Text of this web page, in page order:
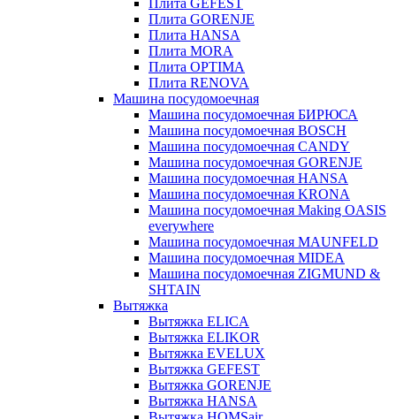
Плита GEFEST
Плита GORENJE
Плита HANSA
Плита MORA
Плита OPTIMA
Плита RENOVA
Машина посудомоечная
Машина посудомоечная БИРЮСА
Машина посудомоечная BOSCH
Машина посудомоечная CANDY
Машина посудомоечная GORENJE
Машина посудомоечная HANSA
Машина посудомоечная KRONA
Машина посудомоечная Making OASIS
everywhere
Машина посудомоечная MAUNFELD
Машина посудомоечная MIDEA
Машина посудомоечная ZIGMUND &
SHTAIN
Вытяжка
Вытяжка ELICA
Вытяжка ELIKOR
Вытяжка EVELUX
Вытяжка GEFEST
Вытяжка GORENJE
Вытяжка HANSA